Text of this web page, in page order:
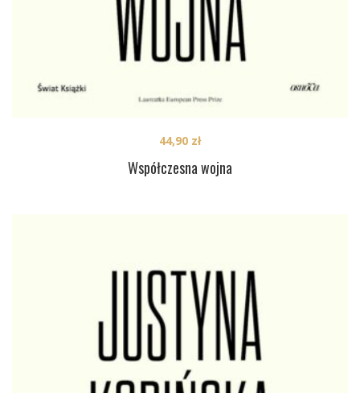
Współczesna wojna
44,90 zł